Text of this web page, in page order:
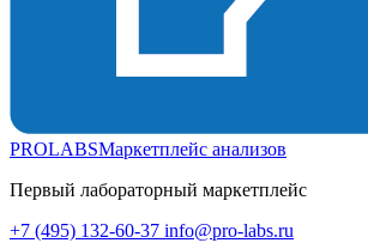
PROLABSМаркетплейс анализов
Первый лабораторный маркетплейс
+7 (495) 132-60-37 info@pro-labs.ru